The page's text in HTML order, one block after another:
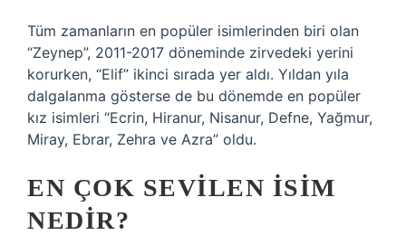
Tüm zamanların en popüler isimlerinden biri olan
“Zeynep”, 2011-2017 döneminde zirvedeki yerini
korurken, “Elif” ikinci sırada yer aldı. Yıldan yıla
dalgalanma gösterse de bu dönemde en popüler
kız isimleri “Ecrin, Hiranur, Nisanur, Defne, Yağmur,
Miray, Ebrar, Zehra ve Azra” oldu.
EN ÇOK SEVILEN ISIM
NEDIR?